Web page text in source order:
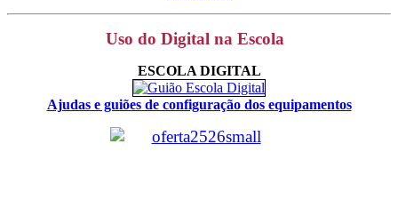
Uso do Digital na Escola
ESCOLA DIGITAL
Ajudas e guiões de configuração dos equipamentos